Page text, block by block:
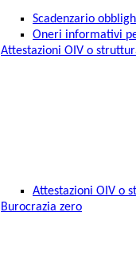
Scadenzario
Oneri informativi
Attestazioni OIV o
Attestazioni OIV o
Burocrazia zero